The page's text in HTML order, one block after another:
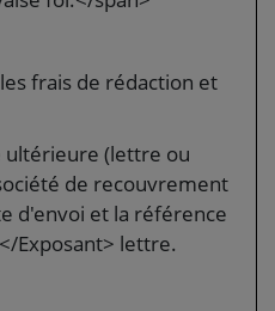
frais de rédaction et
ultérieure (lettre ou
de recouvrement
d'envoi et la référence
Exposant> lettre.